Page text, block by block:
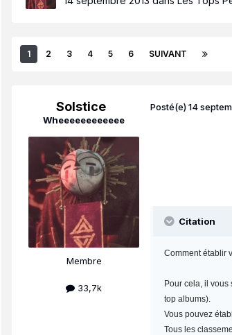
1 2 3 4 5 6 SUIVANT
Solstice
Wheeeeeeeeeeee
Membre
33,7k
Posté(e)14
Citation
Comment établir
Pour cela, il vous
top albums).
Vous pouvez
Tous les